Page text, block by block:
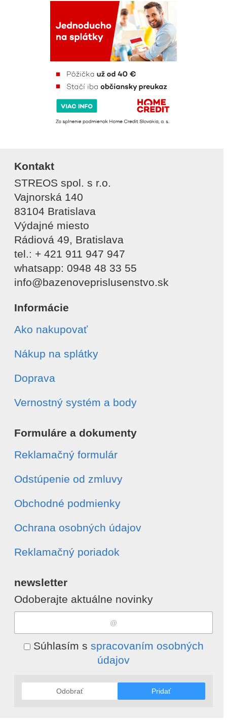
Kontakt
STREOS spol. s r.o.
Vajnorská 140
83104 Bratislava
Výdajné miesto
Rádiová 49, Bratislava
tel.: + 421 911 947 947
whatsapp: 0948 48 33 55
info@bazenoveprislusenstvo.sk
Informácie
Ako nakupovať
Nákup na splátky
Doprava
Vernostný systém a body
Formuláre a dokumenty
Reklamačný formulár
Odstúpenie od zmluvy
Obchodné podmienky
Ochrana osobných údajov
Reklamačný poriadok
newsletter
Odoberajte aktuálne novinky
Súhlasím s spracovaním osobných
údajov
Odobrať Pridať